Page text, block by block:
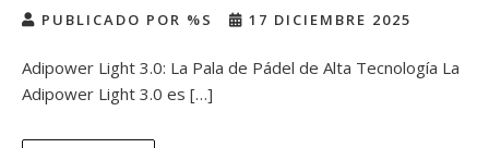
PUBLICADO POR %S 17 DICIEMBRE 2025
Adipower Light 3.0: La Pala de Pádel de Alta Tecnología La
Adipower Light 3.0 es […]